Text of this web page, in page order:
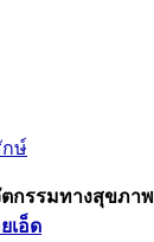
ษ์
กรรมทางสุขภาพ
เอ็ด